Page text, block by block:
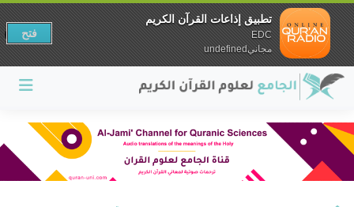
تطبيق إذاعات القرآن الكريم
EDC
مجانيundefined
فتح